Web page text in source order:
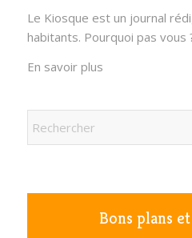
Le Kiosque est un journal
habitants. Pourquoi pas vous
En savoir plus
Bons plans